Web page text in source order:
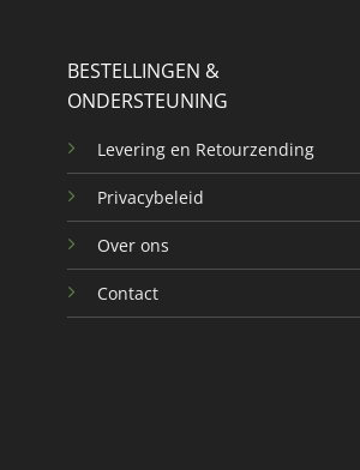
BESTELLINGEN &
ONDERSTEUNING
Levering en Retourzending
Privacybeleid
Over ons
Contact